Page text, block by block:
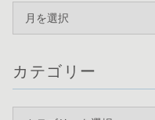
カテゴリー